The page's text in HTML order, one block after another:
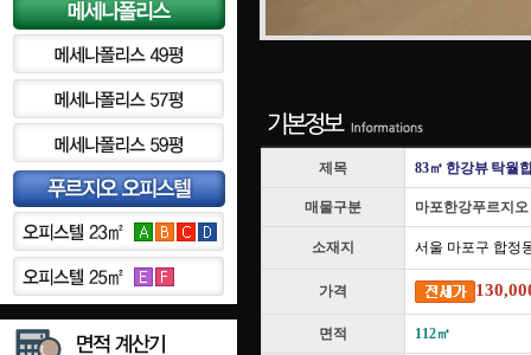
제목 83㎡ 한강뷰 탁월
매물구분 마포한강푸르지오
소재지 서울 마포구 합정
가격
면적 112㎡